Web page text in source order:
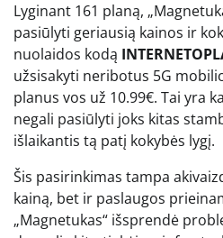
Lyginant 161 planą,
pasiūlyti geriausią kainos ir
nuolaidos kodą
užsisakyti neribotus 5G
planus vos už 10.99€. Tai yra
negali pasiūlyti joks kitas
išlaikantis tą patį kokybės lygį.
Šis pasirinkimas tampa
kainą, bet ir paslaugos
„Magnetukas“ išsprendė